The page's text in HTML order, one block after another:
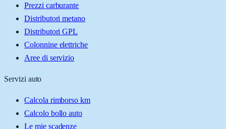
Prezzi carburante
Distributori metano
Distributori GPL
Colonnine elettriche
Aree di servizio
Servizi auto
Calcola rimborso km
Calcolo bollo auto
Le mie scadenze